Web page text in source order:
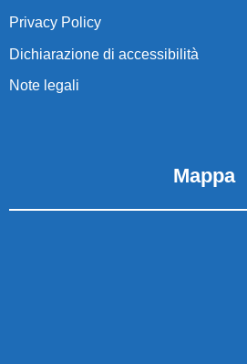
Privacy Policy
Dichiarazione di accessibilità
Note legali
Mappa